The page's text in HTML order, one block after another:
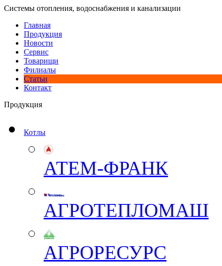
Системы отопления, водоснабжения и канализации
Главная
Продукция
Новости
Сервис
Товарищи
Филиалы
Статьи
Контакт
Продукция
Котлы
АТЕМ-ФРАНК
АГРОТЕПЛОМАШ
АГРОРЕСУРС